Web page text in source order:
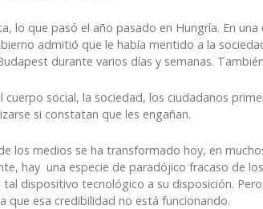
lo que pasó el año pasado en Hungría. En
admitió que le había mentido a la
durante varios días y semanas.
cuerpo social, la sociedad, los ciudadanos
si constatan que les engañan.
los medios se ha transformado hoy, en
hay una especie de paradójico fracaso de
dispositivo tecnológico a su disposición.
que esa credibilidad no está funcionando.